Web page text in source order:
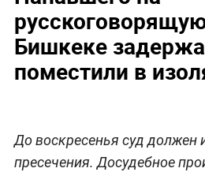
Бишкеке
поместили в
До воскресенья суд должен
пресечения. Досудебное